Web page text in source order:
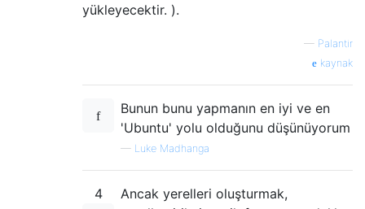
yükleyecektir. ).
— Palantir
kaynak
Bunun bunu yapmanın en iyi ve en
'Ubuntu' yolu olduğunu düşünüyorum
— Luke Madhanga
4
Ancak yerelleri oluşturmak,